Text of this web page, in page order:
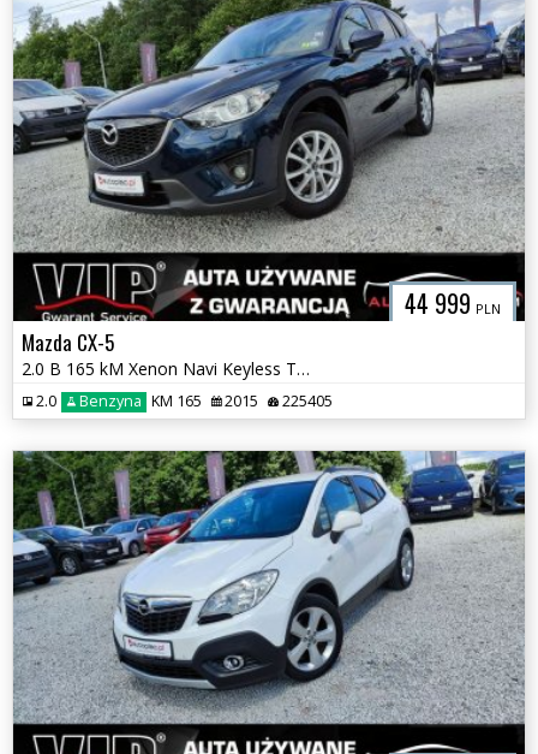
44 999 PLN
Mazda CX-5
2.0 B 165 kM Xenon Navi Keyless Tempomat Asystent Pasa Bose GWARANCJA
2.0 Benzyna KM 165 2015 225405